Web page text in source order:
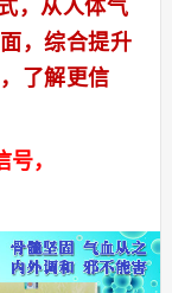
，从人体气
，综合提升
了解更信
，